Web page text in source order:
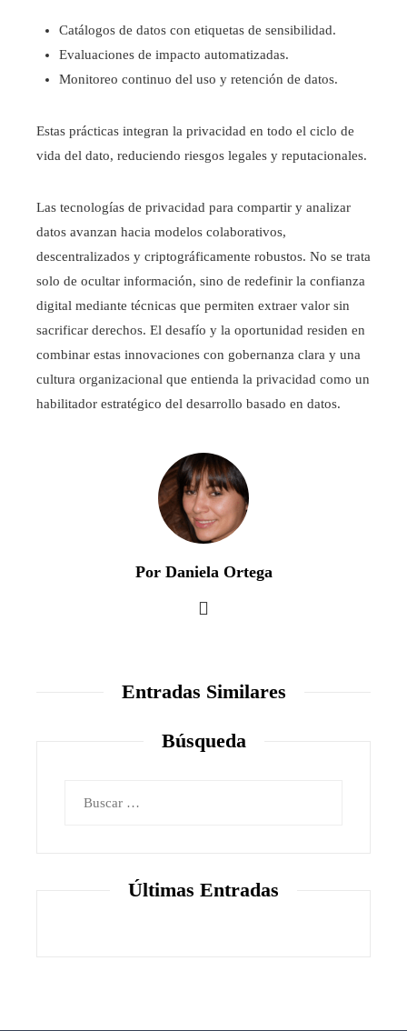
Catálogos de datos con etiquetas de sensibilidad.
Evaluaciones de impacto automatizadas.
Monitoreo continuo del uso y retención de datos.
Estas prácticas integran la privacidad en todo el ciclo de
vida del dato, reduciendo riesgos legales y reputacionales.
Las tecnologías de privacidad para compartir y analizar
datos avanzan hacia modelos colaborativos,
descentralizados y criptográficamente robustos. No se trata
solo de ocultar información, sino de redefinir la confianza
digital mediante técnicas que permiten extraer valor sin
sacrificar derechos. El desafío y la oportunidad residen en
combinar estas innovaciones con gobernanza clara y una
cultura organizacional que entienda la privacidad como un
habilitador estratégico del desarrollo basado en datos.
Por Daniela Ortega
Entradas Similares
Búsqueda
Últimas Entradas